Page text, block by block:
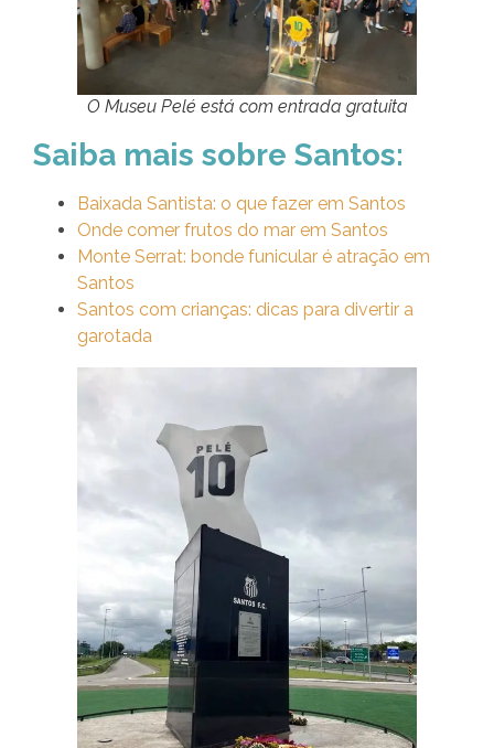
O Museu Pelé está com entrada gratuita
Saiba mais sobre Santos:
Baixada Santista: o que fazer em Santos
Onde comer frutos do mar em Santos
Monte Serrat: bonde funicular é atração em
Santos
Santos com crianças: dicas para divertir a
garotada